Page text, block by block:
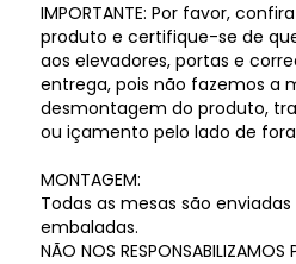
IMPORTANTE: Por favor,
produto e certifique-se de
aos elevadores, portas e
entrega, pois não fazemos a
desmontagem do produto,
ou içamento pelo lado de
MONTAGEM:
Todas as mesas são
embaladas.
NÃO NOS RESPONSABILIZAMOS